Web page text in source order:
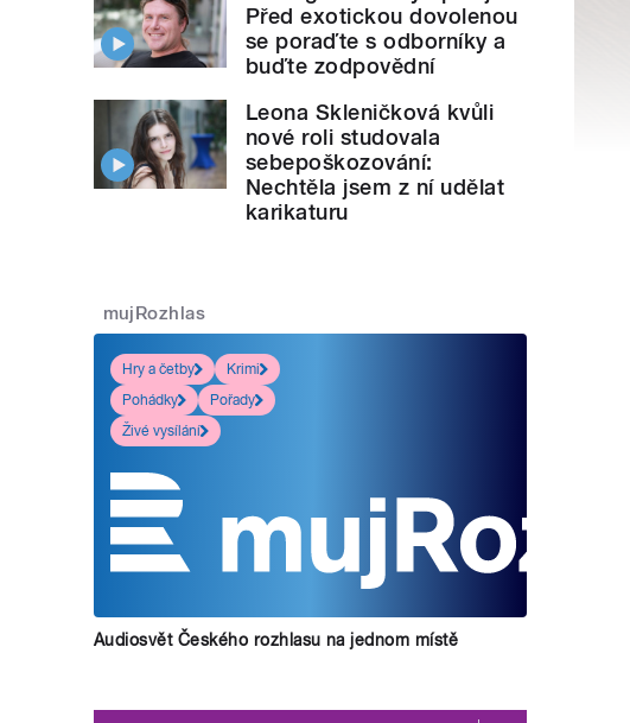
Před exotickou dovolenou
se poraďte s odborníky a
buďte zodpovědní
Leona Skleničková kvůli
nové roli studovala
sebepoškozování:
Nechtěla jsem z ní udělat
karikaturu
mujRozhlas
Hry a četby
Krimi
Pohádky
Pořady
Živé vysílání
Audiosvět Českého rozhlasu na jednom místě